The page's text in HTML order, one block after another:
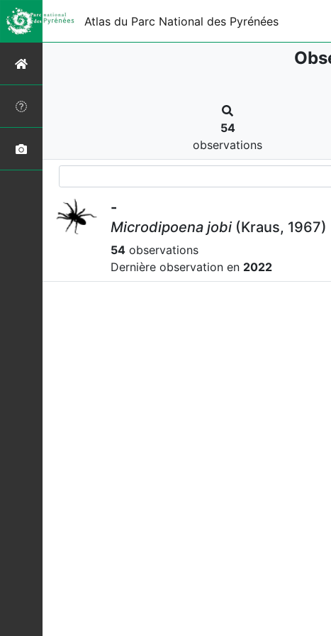
Atlas du Parc National des Pyrénées
54
observations
-
Microdipoena jobi (Kraus, 1967)
54 observations
Dernière observation en 2022